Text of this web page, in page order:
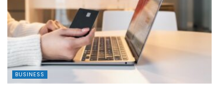
BUSINESS